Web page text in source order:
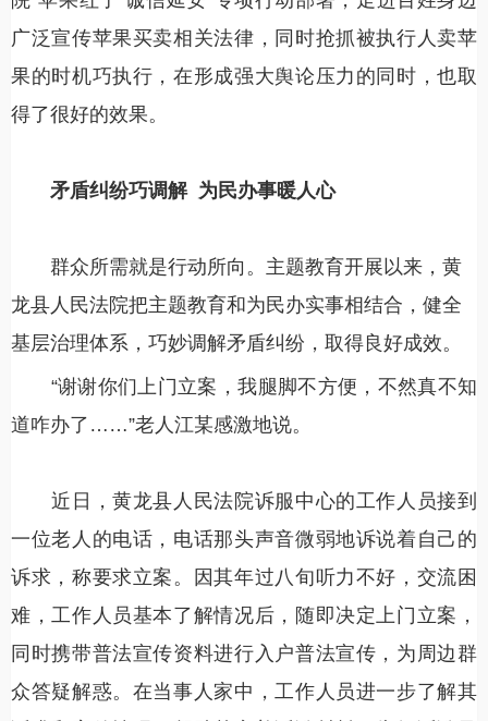
广泛宣传苹果买卖相关法律，同时抢抓被执行人卖苹
果的时机巧执行，在形成强大舆论压力的同时，也取
得了很好的效果。
矛盾纠纷巧调解 为民办事暖人心
群众所需就是行动所向。主题教育开展以来，黄
龙县人民法院把主题教育和为民办实事相结合，健全
基层治理体系，巧妙调解矛盾纠纷，取得良好成效。
“谢谢你们上门立案，我腿脚不方便，不然真不知
道咋办了……”老人江某感激地说。
近日，黄龙县人民法院诉服中心的工作人员接到
一位老人的电话，电话那头声音微弱地诉说着自己的
诉求，称要求立案。因其年过八旬听力不好，交流困
难，工作人员基本了解情况后，随即决定上门立案，
同时携带普法宣传资料进行入户普法宣传，为周边群
众答疑解惑。在当事人家中，工作人员进一步了解其